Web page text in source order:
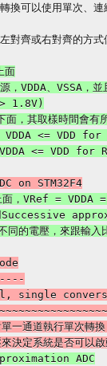
換可以使用單次、連
對齊或右對齊的方
面
，VDDA、VSSA，
1.8V)
面，其取樣時間會有
面，VRef =
Successive
single
一通道執行單次轉換
ADC